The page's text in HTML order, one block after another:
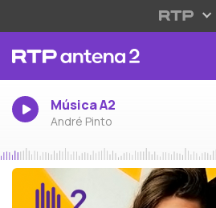
Música A2
André Pinto